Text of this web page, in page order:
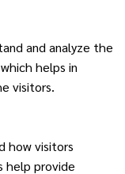
and analyze the
helps in
visitors.
how visitors
help provide